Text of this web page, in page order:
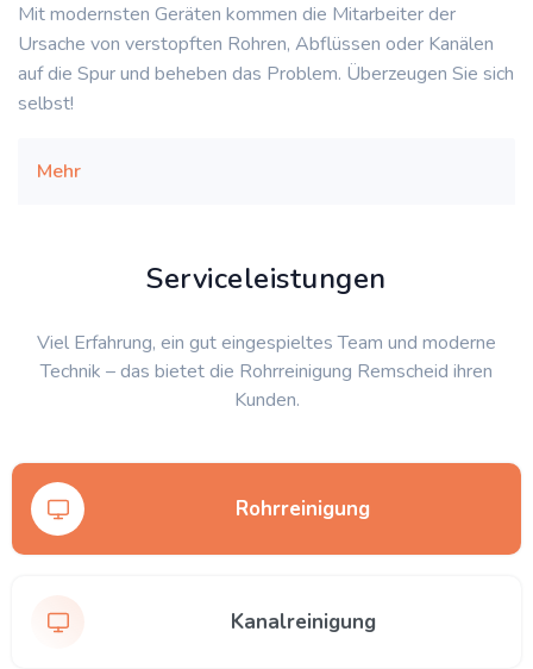
Mit modernsten Geräten kommen die Mitarbeiter der
Ursache von verstopften Rohren, Abflüssen oder Kanälen
auf die Spur und beheben das Problem. Überzeugen Sie sich
selbst!
Mehr
Serviceleistungen
Viel Erfahrung, ein gut eingespieltes Team und moderne
Technik – das bietet die Rohrreinigung Remscheid ihren
Kunden.
Rohrreinigung
Kanalreinigung